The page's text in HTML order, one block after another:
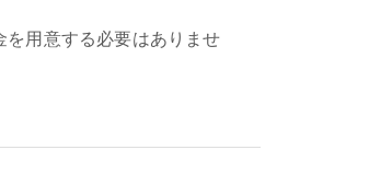
用意する必要はありませ